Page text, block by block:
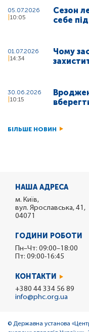
05.07.2026
10:05
Сезон
себе
01.07.2026
14:34
Чому
30.06.2026
10:15
БІЛЬШЕ НОВИН
НАША АДРЕСА
м. Київ,
вул. Ярославська, 41,
04071
ГОДИНИ РОБОТИ
Пн–Чт: 09:00–18:00
Пт: 09:00-16:45
КОНТАКТИ
+380 44 334 56 89
info@phc.org.ua
© Державна установа